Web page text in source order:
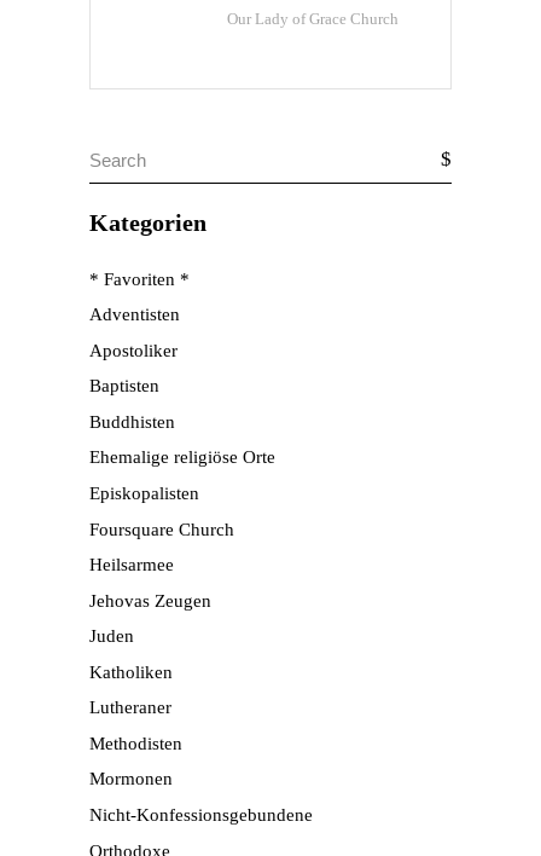
Our Lady of Grace Church
Search
Kategorien
* Favoriten *
Adventisten
Apostoliker
Baptisten
Buddhisten
Ehemalige religiöse Orte
Episkopalisten
Foursquare Church
Heilsarmee
Jehovas Zeugen
Juden
Katholiken
Lutheraner
Methodisten
Mormonen
Nicht-Konfessionsgebundene
Orthodoxe